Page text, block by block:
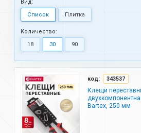
Вид:
Список
Плитка
Количество:
18
30 90
код: 343537
Клещи
Bartex, 250 мм